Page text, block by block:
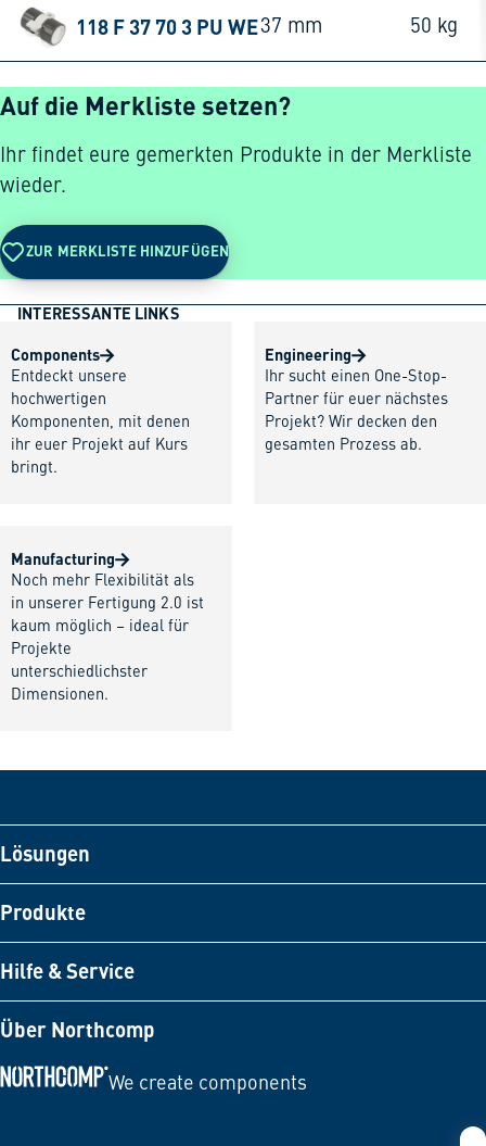
118 F 37 70 3 PU WE37 mm 50 kg
Auf die Merkliste setzen?
Ihr findet eure gemerkten Produkte in der Merkliste
wieder.
ZUR MERKLISTE HINZUFÜGEN
INTERESSANTE LINKS
Components
Entdeckt unsere
hochwertigen
Komponenten, mit denen
ihr euer Projekt auf Kurs
bringt.
Engineering
Ihr sucht einen One-Stop-
Partner für euer nächstes
Projekt? Wir decken den
gesamten Prozess ab.
Manufacturing
Noch mehr Flexibilität als
in unserer Fertigung 2.0 ist
kaum möglich – ideal für
Projekte
unterschiedlichster
Dimensionen.
Lösungen
Produkte
Hilfe & Service
Über Northcomp
We create components